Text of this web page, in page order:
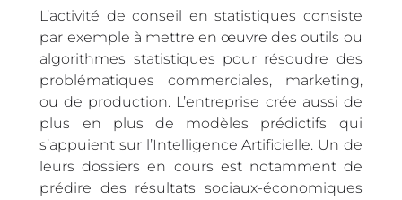
L’activité de conseil en statistiques consiste
par exemple à mettre en œuvre des outils ou
algorithmes statistiques pour résoudre des
problématiques commerciales, marketing,
ou de production. L’entreprise crée aussi de
plus en plus de modèles prédictifs qui
s’appuient sur l’Intelligence Artificielle. Un de
leurs dossiers en cours est notamment de
prédire des résultats sociaux-économiques